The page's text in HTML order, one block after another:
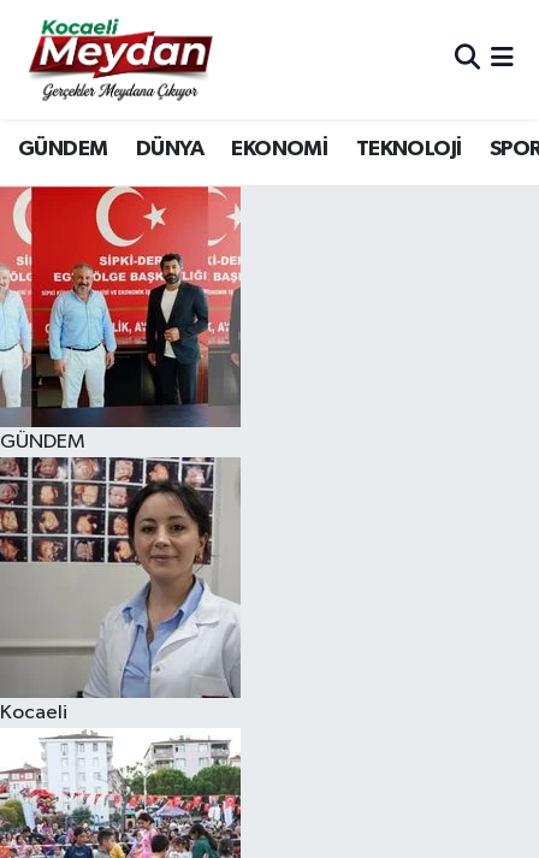
GÜNDEM DÜNYA EKONOMİ TEKNOLOJİ
GÜNDEM
Kocaeli
Nöbetçi Eczaneler
Hava Durumu
Trafik Durumu
Süper Lig Puan Durumu ve Fikstür
Tüm Manşetler
Son Dakika Haberleri
Haber Arşivi